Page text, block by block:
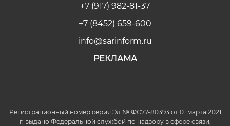
+7 (917) 982-81-37
+7 (8452) 659-600
info@sarinform.ru
РЕКЛАМА
Регистрационный номер серия Эл № ФС77-80393 от 01 марта 2021
г. выдано Федеральной службой по надзору в сфере связи,